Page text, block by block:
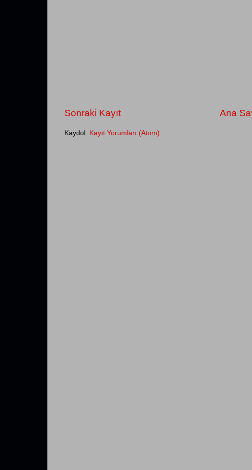
Sonraki Kayıt Ana
Kaydol: Kayıt Yorumları (Atom)